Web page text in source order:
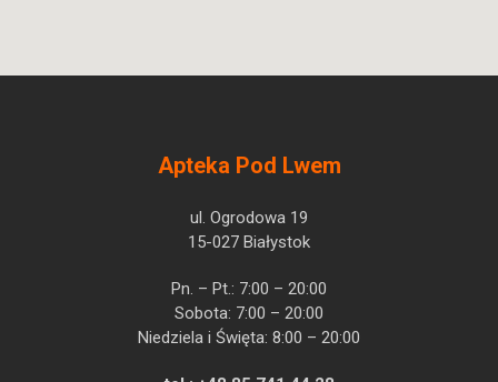
Apteka Pod Lwem
ul. Ogrodowa 19
15-027 Białystok
Pn. – Pt.: 7:00 – 20:00
Sobota: 7:00 – 20:00
Niedziela i Święta: 8:00 – 20:00